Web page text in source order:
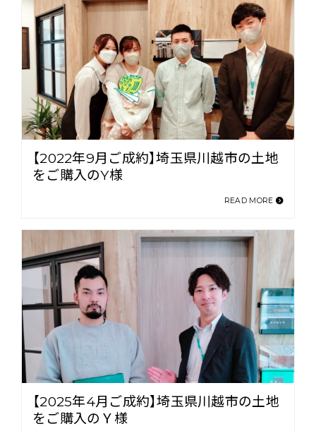
【2022年9月ご成約】埼玉県川越市の土地
をご購入のY様
READ MORE
【2025年4月ご成約】埼玉県川越市の土地
をご購入のＹ様